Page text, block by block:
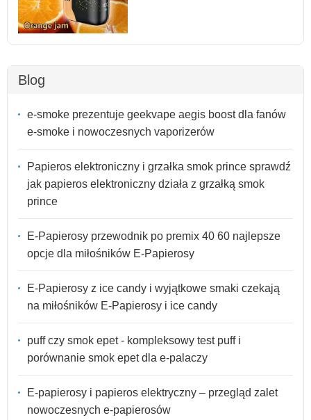
Blog
e-smoke prezentuje geekvape aegis boost dla fanów
e-smoke i nowoczesnych vaporizerów
Papieros elektroniczny i grzałka smok prince sprawdź
jak papieros elektroniczny działa z grzałką smok
prince
E-Papierosy przewodnik po premix 40 60 najlepsze
opcje dla miłośników E-Papierosy
E-Papierosy z ice candy i wyjątkowe smaki czekają
na miłośników E-Papierosy i ice candy
puff czy smok epet - kompleksowy test puff i
porównanie smok epet dla e-palaczy
E-papierosy i papieros elektryczny – przegląd zalet
nowoczesnych e-papierosów